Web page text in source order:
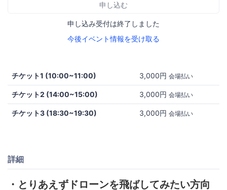
申し込む
申し込み受付は終了しました
今後イベント情報を受け取る
チケット1 (10:00~11:00) 3,000円 会場払い
チケット2 (14:00~15:00) 3,000円 会場払い
チケット3 (18:30~19:30) 3,000円 会場払い
詳細
・とりあえずドローンを飛ばしてみたい方向